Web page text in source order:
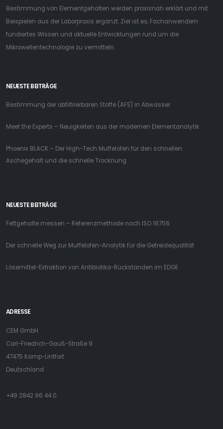
Bestimmung von Elementgehalten werden praxisnah erklärt und mit
Beispielen aus der Laborpraxis ergänzt. Ziel ist es, Fachanwendern
fundiertes Wissen und aktuelle Entwicklungen rund um die
Mikrowellentechnologie zu vermitteln.
NEUESTE BEITRÄGE
Bestimmung der abfiltrierbaren Stoffe (AFS) in Abwasser
Meet the Experts – Neuigkeiten aus der modernen Elementanalytik
Phoenix BLACK – Der High-Tech Muffelofen für den schnellen
Aschegehalt und die schnelle Trocknung
NEUESTE BEITRÄGE
Fettgehalte messen – Referenzmethode nach ISO 16756
Der schnelle Weg zur Muffelofen-Analytik für die Getreidequalität
Lösemittel-Extraktion von Antibiotika-Rückstanden im EDGE
ADRESSE
CEM GmbH
Carl-Friedrich-Gauß-Straße 9
47475 Kamp-Lintfort
Deutschland
+49 2842 96 44 0